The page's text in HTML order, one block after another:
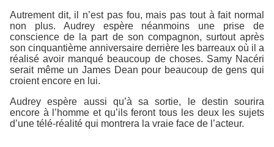
Autrement dit, il n’est pas fou, mais pas tout à fait normal
non plus. Audrey espère néanmoins une prise de
conscience de la part de son compagnon, surtout après
son cinquantième anniversaire derrière les barreaux où il a
réalisé avoir manqué beaucoup de choses. Samy Nacéri
serait même un James Dean pour beaucoup de gens qui
croient encore en lui.
Audrey espère aussi qu’à sa sortie, le destin sourira
encore à l’homme et qu’ils feront tous les deux les sujets
d’une télé-réalité qui montrera la vraie face de l’acteur.